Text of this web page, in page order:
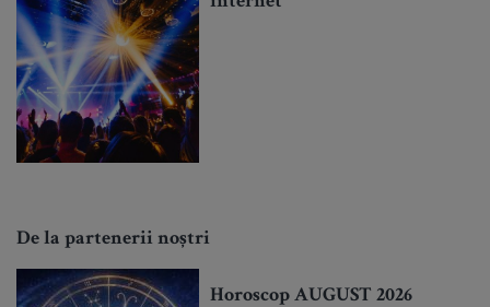
De la partenerii noștri
Horoscop AUGUST 2026